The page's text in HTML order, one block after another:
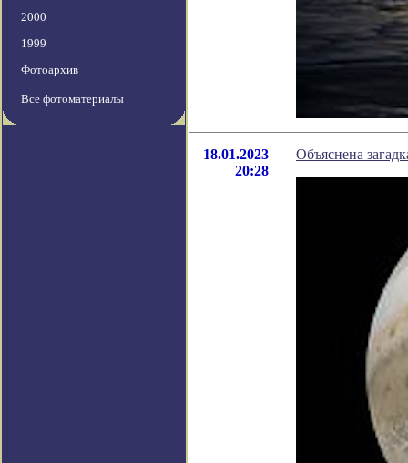
2000
1999
Фотоархив
Все фотоматериалы
18.01.2023
20:28
Объяснена